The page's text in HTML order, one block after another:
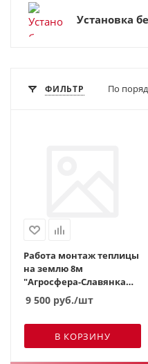
Установка
ФИЛЬТР По
Работа монтаж теплицы
на землю 8м
"Агросфера-Славянка
40*20"
9 500 руб./шт
В КОРЗИНУ